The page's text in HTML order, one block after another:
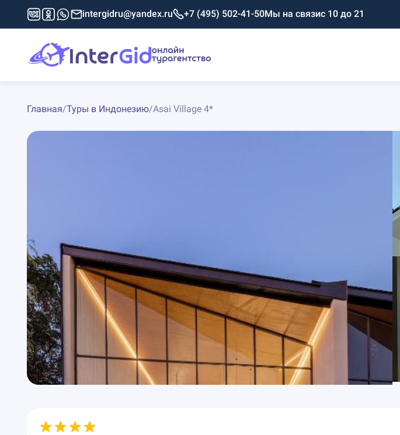
intergidru@yandex.ru +7 (495) 502-41-50Мы на связис 10 до 21
Главная/Туры в Индонезию/Asai Village 4*